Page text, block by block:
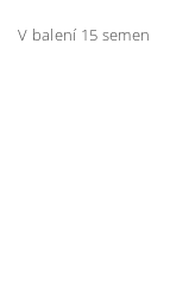
V balení 15 semen